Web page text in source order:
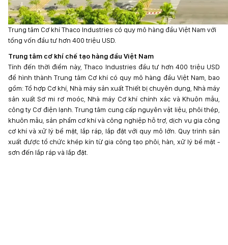
Trung tâm Cơ khí Thaco Industries có quy mô hàng đầu Việt Nam với
tổng vốn đầu tư hơn 400 triệu USD.
Trung tâm cơ khí chế tạo hàng đầu Việt Nam
Tính đến thời điểm này, Thaco Industries đầu tư hơn 400 triệu USD
để hình thành Trung tâm Cơ khí có quy mô hàng đầu Việt Nam, bao
gồm: Tổ hợp Cơ khí, Nhà máy sản xuất Thiết bị chuyên dụng, Nhà máy
sản xuất Sơ mi rơ moóc, Nhà máy Cơ khí chính xác và Khuôn mẫu,
công ty Cơ điện lạnh. Trung tâm cung cấp nguyên vật liệu, phôi thép,
khuôn mẫu, sản phẩm cơ khí và công nghiệp hỗ trợ, dịch vụ gia công
cơ khí và xử lý bề mặt, lắp ráp, lắp đặt với quy mô lớn. Quy trình sản
xuất được tổ chức khép kín từ gia công tạo phôi, hàn, xử lý bề mặt -
sơn đến lắp ráp và lắp đặt.